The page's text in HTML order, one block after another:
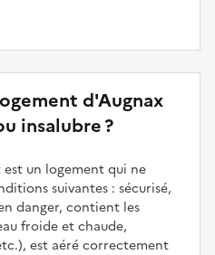
d'Augnax
insalubre ?
un logement qui ne
suivantes : sécurisé,
danger, contient les
froide et chaude,
est aéré correctement